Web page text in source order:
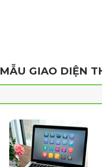
MẪU GIAO DIỆN